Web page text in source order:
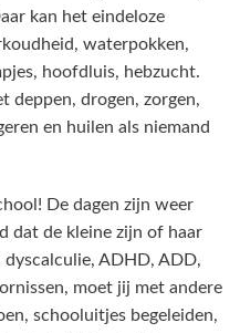
kan het eindeloze
waterpokken,
hoofdluis, hebzucht.
deppen, drogen, zorgen,
en huilen als niemand
De dagen zijn weer
dat de kleine zijn of haar
ADHD, ADD,
moet jij met andere
schooluitjes begeleiden,